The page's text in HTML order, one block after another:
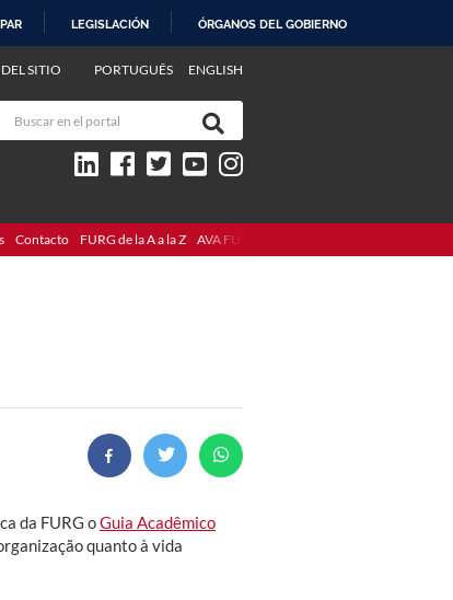
LEGISLACIÓN ÓRGANOS DEL GOBIERNO
PORTUGUÊS ENGLISH
SITIO
Contacto FURG de la A a la Z AVA FURG
da FURG oGuia Acadêmico
quanto à vida